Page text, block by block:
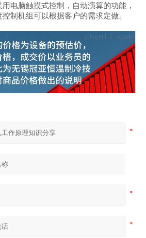
电脑触摸式控制，自动演算的功能，
制机组可以根据客户的需求定做。